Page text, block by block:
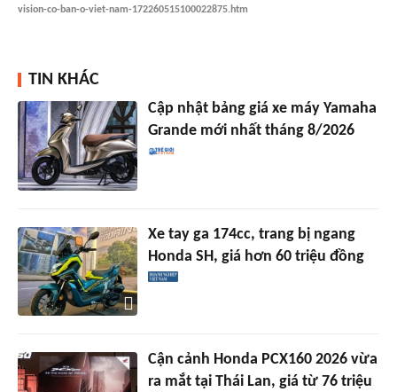
vision-co-ban-o-viet-nam-172260515100022875.htm
TIN KHÁC
Cập nhật bảng giá xe máy Yamaha
Grande mới nhất tháng 8/2026
Xe tay ga 174cc, trang bị ngang
Honda SH, giá hơn 60 triệu đồng
Cận cảnh Honda PCX160 2026 vừa
ra mắt tại Thái Lan, giá từ 76 triệu